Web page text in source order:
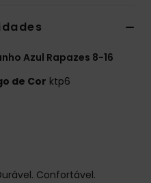
Azul Rapazes 8-16
de Cor ktp6
Confortável.